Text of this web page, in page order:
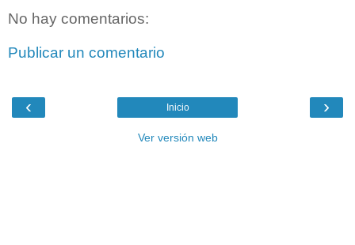
No hay comentarios:
Publicar un comentario
‹ ›
Inicio
Ver versión web